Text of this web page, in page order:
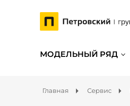
МОДЕЛЬНЫЙ РЯД
Главная Сервис